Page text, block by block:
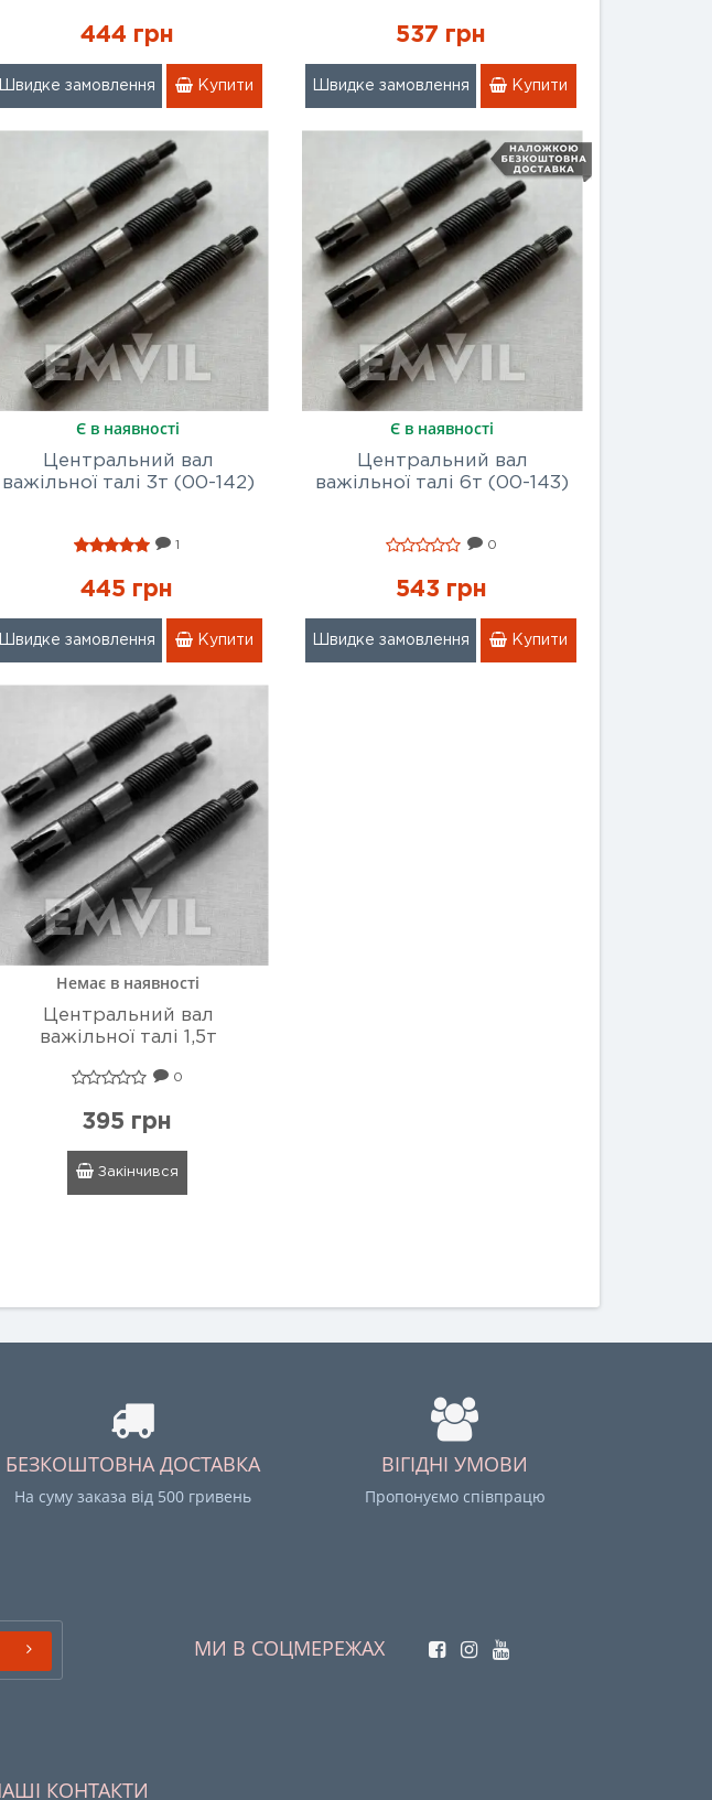
444 грн
Швидке замовлення Купити
537 грн
Швидке замовлення Купити
Є в наявності
Центральний вал
важільної талі 3т (00-142)
1
445 грн
Швидке замовлення Купити
Є в наявності
Центральний вал
важільної талі 6т (00-143)
0
543 грн
Швидке замовлення Купити
Немає в наявності
Центральний вал
важільної талі 1,5т
0
395 грн
Закінчився
БЕЗКОШТОВНА ДОСТАВКА
На суму заказа від 500 гривень
ВІГІДНІ УМОВИ
Пропонуємо співпрацю
МИ В СОЦМЕРЕЖАХ
КОНТАКТИ